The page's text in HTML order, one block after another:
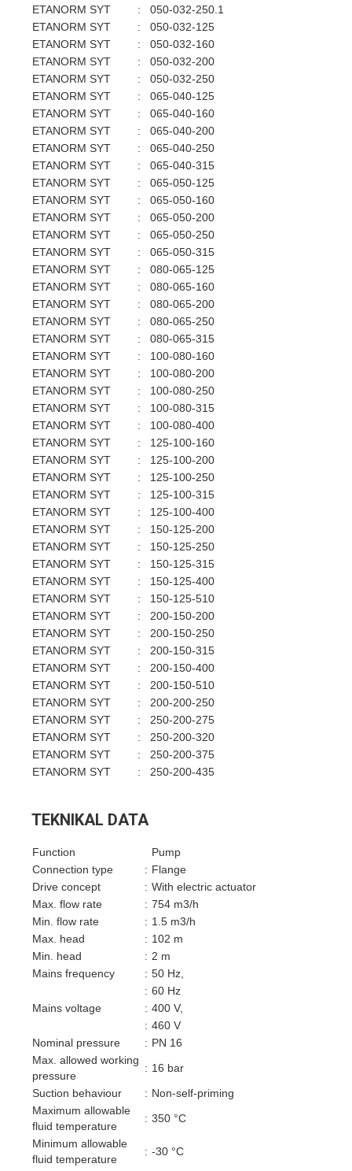
ETANORM SYT
:
050-032-250.1
ETANORM SYT
:
050-032-125
ETANORM SYT
:
050-032-160
ETANORM SYT
:
050-032-200
ETANORM SYT
:
050-032-250
ETANORM SYT
:
065-040-125
ETANORM SYT
:
065-040-160
ETANORM SYT
:
065-040-200
ETANORM SYT
:
065-040-250
ETANORM SYT
:
065-040-315
ETANORM SYT
:
065-050-125
ETANORM SYT
:
065-050-160
ETANORM SYT
:
065-050-200
ETANORM SYT
:
065-050-250
ETANORM SYT
:
065-050-315
ETANORM SYT
:
080-065-125
ETANORM SYT
:
080-065-160
ETANORM SYT
:
080-065-200
ETANORM SYT
:
080-065-250
ETANORM SYT
:
080-065-315
ETANORM SYT
:
100-080-160
ETANORM SYT
:
100-080-200
ETANORM SYT
:
100-080-250
ETANORM SYT
:
100-080-315
ETANORM SYT
:
100-080-400
ETANORM SYT
:
125-100-160
ETANORM SYT
:
125-100-200
ETANORM SYT
:
125-100-250
ETANORM SYT
:
125-100-315
ETANORM SYT
:
125-100-400
ETANORM SYT
:
150-125-200
ETANORM SYT
:
150-125-250
ETANORM SYT
:
150-125-315
ETANORM SYT
:
150-125-400
ETANORM SYT
:
150-125-510
ETANORM SYT
:
200-150-200
ETANORM SYT
:
200-150-250
ETANORM SYT
:
200-150-315
ETANORM SYT
:
200-150-400
ETANORM SYT
:
200-150-510
ETANORM SYT
:
200-200-250
ETANORM SYT
:
250-200-275
ETANORM SYT
:
250-200-320
ETANORM SYT
:
250-200-375
ETANORM SYT
: 250-200-435
TEKNIKAL DATA
Function
Pump
Connection type
: Flange
Drive concept
: With electric actuator
Max. flow rate
: 754 m3/h
Min. flow rate
: 1.5 m3/h
Max. head
: 102 m
Min. head
: 2 m
Mains frequency
: 50 Hz,
: 60 Hz
Mains voltage
: 400 V,
: 460 V
Nominal pressure
: PN 16
Max. allowed working
pressure
: 16 bar
Suction behaviour
: Non-self-priming
Maximum allowable
fluid temperature
: 350 °C
Minimum allowable
fluid temperature
: -30 °C